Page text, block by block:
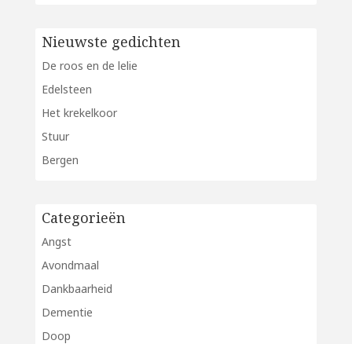
Nieuwste gedichten
De roos en de lelie
Edelsteen
Het krekelkoor
Stuur
Bergen
Categorieën
Angst
Avondmaal
Dankbaarheid
Dementie
Doop